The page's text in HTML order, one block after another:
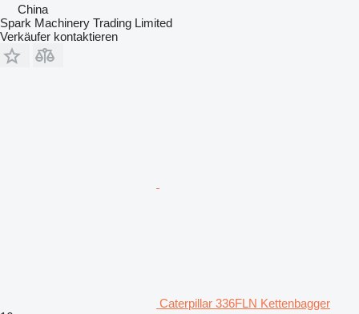
China
Spark Machinery Trading Limited
Verkäufer kontaktieren
Caterpillar 336FLN Kettenbagger